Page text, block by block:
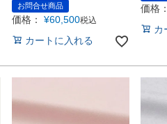
お問合せ商品
価格： ¥60,500税込
カートに入れる
価格：
カ